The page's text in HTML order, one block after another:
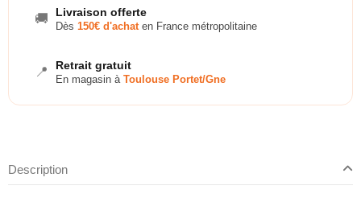
🚚 Livraison offerte
Dès 150€ d'achaten France métropolitaine
📍 Retrait gratuit
En magasin à Toulouse Portet/Gne
Description